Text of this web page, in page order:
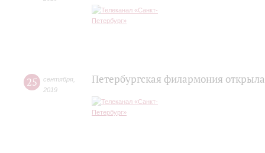
25 сентября
2019
Петербургская филармония